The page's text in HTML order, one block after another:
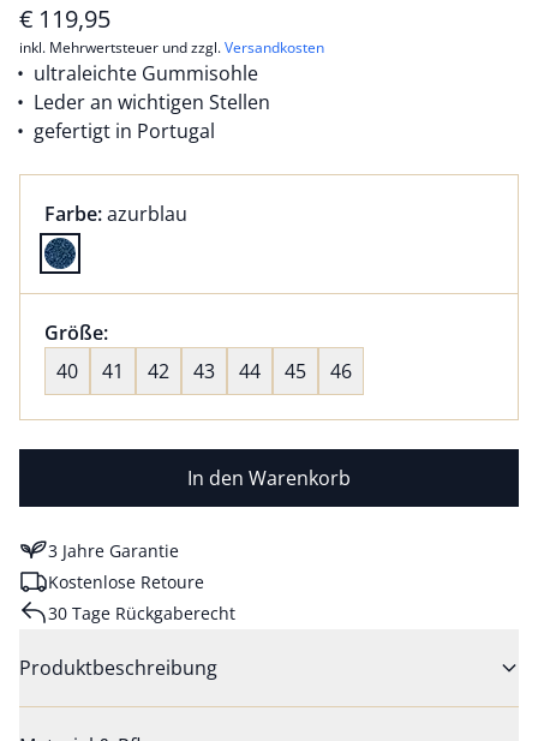
€ 119,95
inkl. Mehrwertsteuer und zzgl.Versandkosten
ultraleichte Gummisohle
Leder an wichtigen Stellen
gefertigt in Portugal
Farbauswahl:
Farbe:aktuell ausgewählt:
azurblau
Farbe azurblau ausgewählt
Größenauswahl:
Größe:nichts ausgewählt
40
41 42 43 44 45 46
In den Warenkorb
3 Jahre Garantie
Kostenlose Retoure
30 Tage Rückgaberecht
Produktbeschreibung